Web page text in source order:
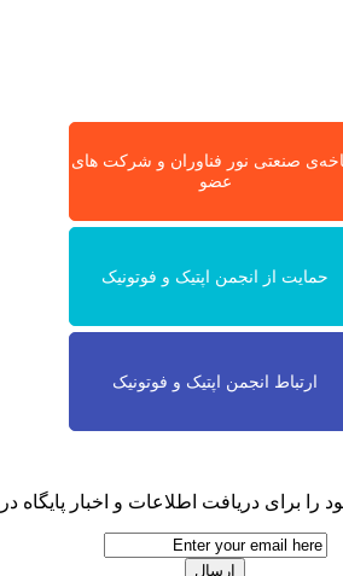
صنعتی نور فناوران و شرکت های
عضو
حمایت از انجمن اپتیک و فوتونیک
ارتباط انجمن اپتیک و فوتونیک
برای دریافت اطلاعات و اخبار پایگاه در